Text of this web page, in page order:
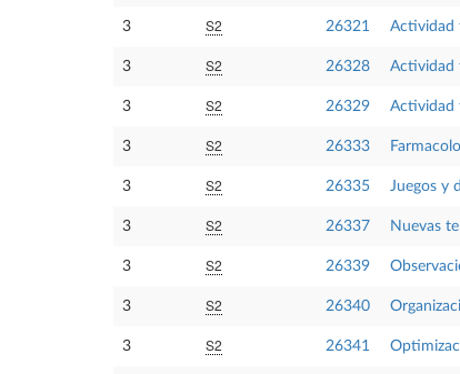
3 S2 26321 Actividad
3 S2 26328 Actividad
3 S2 26329 Actividad
3 S2 26333
3 S2 26335 Juegos y
3 S2 26337 Nuevas
3 S2 26339
3 S2 26340
3 S2 26341